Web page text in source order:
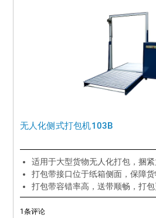
无人化侧式打包机103B
适用于大型货物无人化打包，捆紧
打包带接口位于纸箱侧面，保障货
打包带容错率高，送带顺畅，打包
1条评论